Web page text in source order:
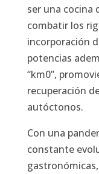
ser una cocina
combatir los
incorporación
potencias
“km0”,
recuperación
autóctonos.
Con una
constante